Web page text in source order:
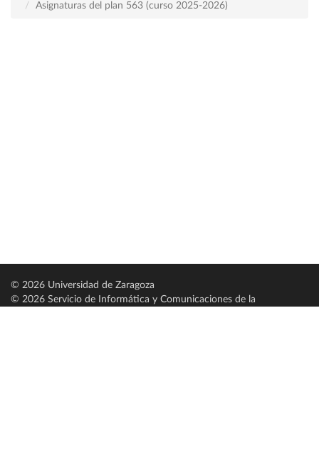
Asignaturas del plan 563 (curso 2025-2026)
© 2026 Universidad de Zaragoza
© 2026 Servicio de Informática y Comunicaciones de la